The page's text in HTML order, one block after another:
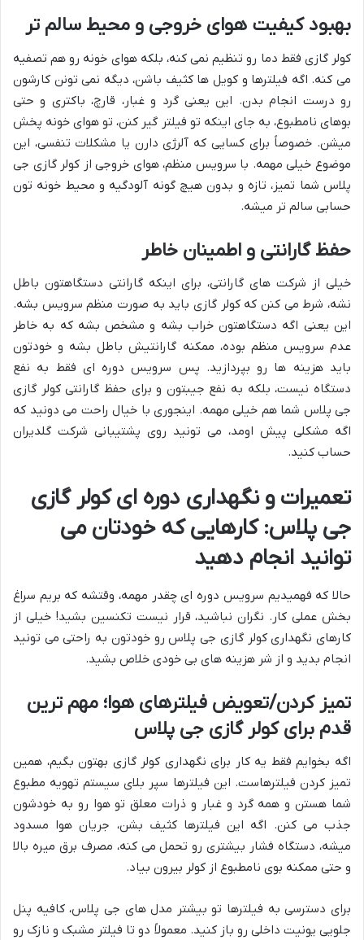
بهبود کیفیت هوای خروجی و محیط سالم تر
کولر گازی فقط دما رو تنظیم نمی کنه، بلکه هوای خونه رو هم تصفیه
می کنه. اگه فیلترها و کویل ها کثیف باشن، دیگه نمی تونن کارشون
رو درست انجام بدن. این یعنی گرد و غبار، قارچ، باکتری و حتی
بوهای نامطبوع، به جای اینکه تو فیلتر گیر کنن، تو هوای خونه پخش
میشن. خصوصاً برای کسایی که آلرژی دارن یا مشکلات تنفسی، این
موضوع خیلی مهمه. با سرویس منظم، هوای خروجی از کولر گازی جی
پلاس شما تمیز، تازه و بدون هیچ گونه آلودگیه و محیط خونه تون
حسابی سالم تر میشه.
حفظ گارانتی و اطمینان خاطر
خیلی از شرکت های گارانتی، برای اینکه گارانتی دستگاهتون باطل
نشه، شرط می کنن که کولر گازی باید به صورت منظم سرویس بشه.
این یعنی اگه دستگاهتون خراب بشه و مشخص بشه که به خاطر
عدم سرویس منظم بوده، ممکنه گارانتیش باطل بشه و خودتون
باید هزینه ها رو بپردازید. پس سرویس دوره ای فقط به نفع
دستگاه نیست، بلکه به نفع جیبتون و برای حفظ گارانتی کولر گازی
جی پلاس شما هم خیلی مهمه. اینجوری با خیال راحت می دونید که
اگه مشکلی پیش اومد، می تونید روی پشتیبانی شرکت گلدیران
حساب کنید.
تعمیرات و نگهداری دوره ای کولر گازی
جی پلاس: کارهایی که خودتان می
توانید انجام دهید
حالا که فهمیدیم سرویس دوره ای چقدر مهمه، وقتشه که بریم سراغ
بخش عملی کار. نگران نباشید، قرار نیست تکنسین بشید! خیلی از
کارهای نگهداری کولر گازی جی پلاس رو خودتون به راحتی می تونید
انجام بدید و از شر هزینه های بی خودی خلاص بشید.
تمیز کردن/تعویض فیلترهای هوا؛ مهم ترین
قدم برای کولر گازی جی پلاس
اگه بخوایم فقط یه کار برای نگهداری کولر گازی بهتون بگیم، همین
تمیز کردن فیلترهاست. این فیلترها سپر بلای سیستم تهویه مطبوع
شما هستن و همه گرد و غبار و ذرات معلق تو هوا رو به خودشون
جذب می کنن. اگه این فیلترها کثیف بشن، جریان هوا مسدود
میشه، دستگاه فشار بیشتری رو تحمل می کنه، مصرف برق میره بالا
و حتی ممکنه بوی نامطبوع از کولر بیرون بیاد.
برای دسترسی به فیلترها تو بیشتر مدل های جی پلاس، کافیه پنل
جلویی یونیت داخلی رو باز کنید. معمولاً دو تا فیلتر مشبک و نازک رو